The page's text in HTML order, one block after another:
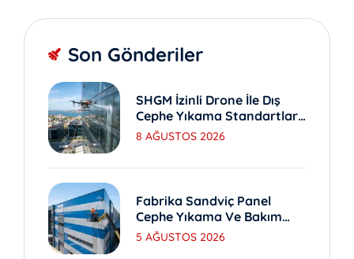
Son Gönderiler
SHGM İzinli Drone İle Dış
Cephe Yıkama Standartları
Nedir?
8 AĞUSTOS 2026
Fabrika Sandviç Panel
Cephe Yıkama Ve Bakım
Yöntemleri
5 AĞUSTOS 2026